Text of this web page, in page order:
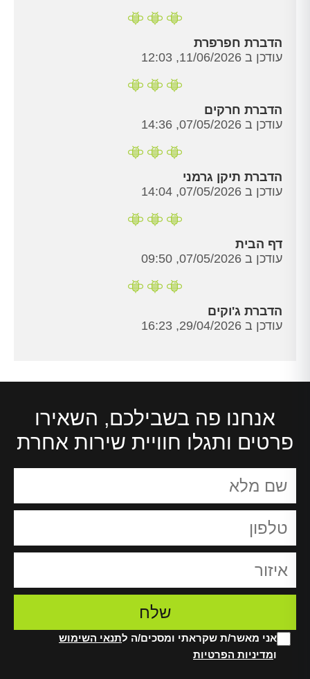
הדברת חפרפרת
עודכן ב 11/06/2026, 12:03
הדברת חרקים
עודכן ב 07/05/2026, 14:36
הדברת תיקן גרמני
עודכן ב 07/05/2026, 14:04
דף הבית
עודכן ב 07/05/2026, 09:50
הדברת ג'וקים
עודכן ב 29/04/2026, 16:23
אנחנו פה בשבילכם, השאירו
פרטים ותגלו חוויית שירות אחרת
אני מאשר/ת שקראתי ומסכים/ה לתנאי השימוש
ומדיניות הפרטיות